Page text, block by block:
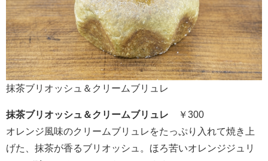
抹茶ブリオッシュ＆クリームブリュレ
抹茶ブリオッシュ＆クリームブリュレ ￥300
オレンジ風味のクリームブリュレをたっぷり入れて焼き上
げた、抹茶が香るブリオッシュ。ほろ苦いオレンジジュリ